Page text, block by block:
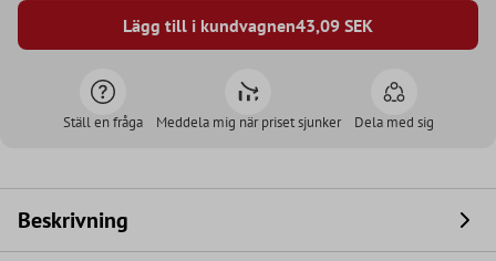
Lägg till i kundvagnen43,09 SEK
Ställ en fråga Meddela mig när priset sjunker Dela med sig
Beskrivning